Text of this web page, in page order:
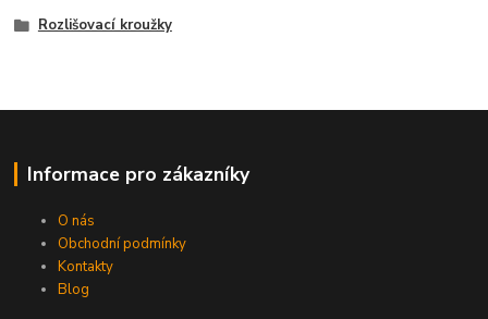
Rozlišovací kroužky
Informace pro zákazníky
O nás
Obchodní podmínky
Kontakty
Blog